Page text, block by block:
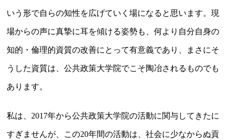
いう形で自らの知性を広げていく場になると思います。現
場からの声に真摯に耳を傾ける姿勢も、何より自分自身の
知的・倫理的資質の改善にとって有意義であり、まさにそ
うした資質は、公共政策大学院でこそ陶冶されるものでも
あります。
私は、2017年から公共政策大学院の活動に関与してきたに
すぎませんが、この20年間の活動は、社会に少なからぬ貢